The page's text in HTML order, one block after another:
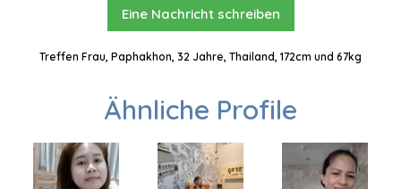
Eine Nachricht schreiben
Treffen Frau, Paphakhon, 32 Jahre, Thailand, 172cm und 67kg
Ähnliche Profile